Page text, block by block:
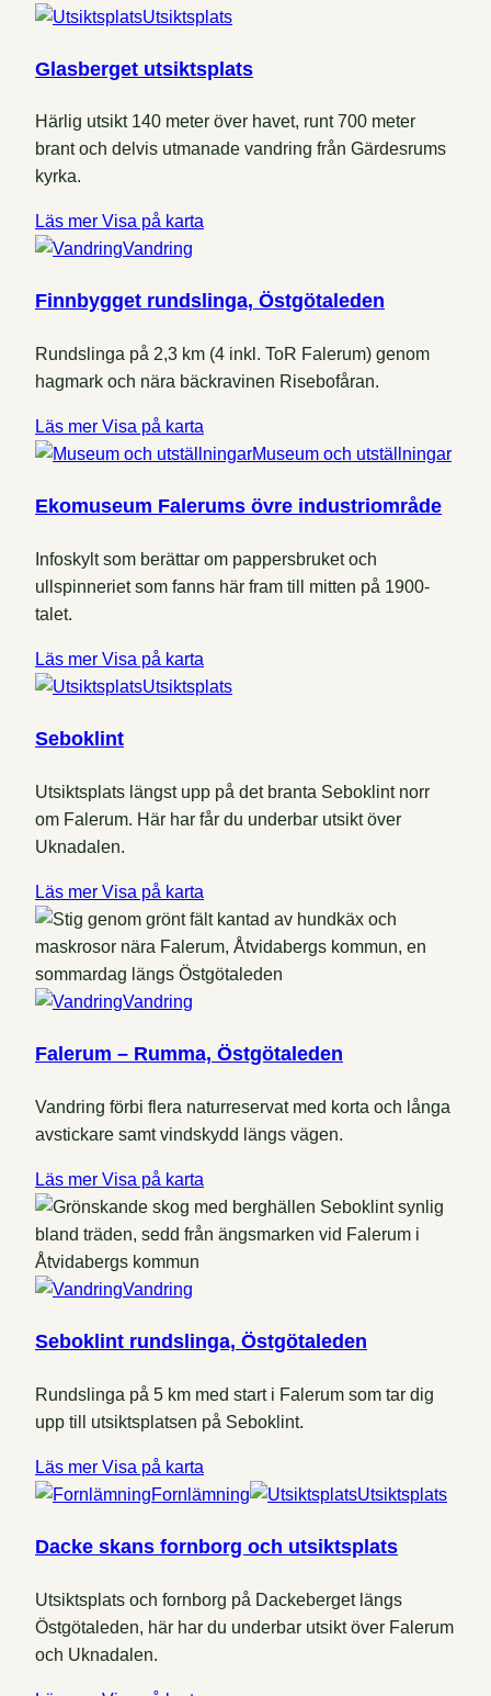
Utsiktsplats
Glasberget utsiktsplats
Härlig utsikt 140 meter över havet, runt 700 meter
brant och delvis utmanade vandring från Gärdesrums
kyrka.
Läs mer Visa på karta
Vandring
Finnbygget rundslinga, Östgötaleden
Rundslinga på 2,3 km (4 inkl. ToR Falerum) genom
hagmark och nära bäckravinen Risebofåran.
Läs mer Visa på karta
Museum och utställningar
Ekomuseum Falerums övre industriområde
Infoskylt som berättar om pappersbruket och
ullspinneriet som fanns här fram till mitten på 1900-
talet.
Läs mer Visa på karta
Utsiktsplats
Seboklint
Utsiktsplats längst upp på det branta Seboklint norr
om Falerum. Här har får du underbar utsikt över
Uknadalen.
Läs mer Visa på karta
Vandring
Falerum – Rumma, Östgötaleden
Vandring förbi flera naturreservat med korta och långa
avstickare samt vindskydd längs vägen.
Läs mer Visa på karta
Vandring
Seboklint rundslinga, Östgötaleden
Rundslinga på 5 km med start i Falerum som tar dig
upp till utsiktsplatsen på Seboklint.
Läs mer Visa på karta
Fornlämning
Utsiktsplats
Dacke skans fornborg och utsiktsplats
Utsiktsplats och fornborg på Dackeberget längs
Östgötaleden, här har du underbar utsikt över Falerum
och Uknadalen.